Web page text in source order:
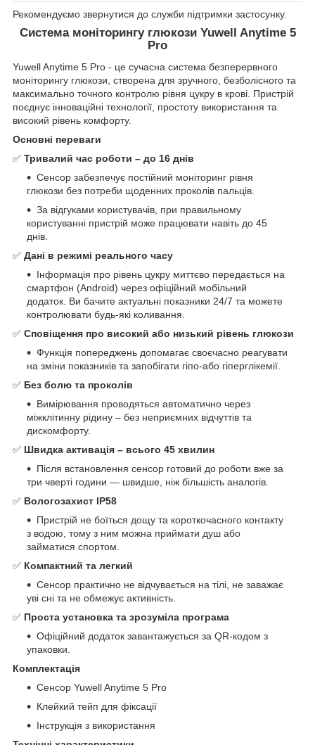
Рекомендуємо звернутися до служби підтримки застосунку.
Система моніторингу глюкози Yuwell Anytime 5
Pro
Yuwell Anytime 5 Pro - це сучасна система безперервного
моніторингу глюкози, створена для зручного, безболісного та
максимально точного контролю рівня цукру в крові. Пристрій
поєднує інноваційні технології, простоту використання та
високий рівень комфорту.
Основні переваги
✅ Тривалий час роботи – до 16 днів
Сенсор забезпечує постійний моніторинг рівня
глюкози без потреби щоденних проколів пальців.
За відгуками користувачів, при правильному
користуванні пристрій може працювати навіть до 45
днів.
✅ Дані в режимі реального часу
Інформація про рівень цукру миттєво передається на
смартфон (Android) через офіційний мобільний
додаток. Ви бачите актуальні показники 24/7 та можете
контролювати будь-які коливання.
✅ Сповіщення про високий або низький рівень глюкози
Функція попереджень допомагає своєчасно реагувати
на зміни показників та запобігати гіпо-або гіперглікемії.
✅ Без болю та проколів
Вимірювання проводяться автоматично через
міжклітинну рідину – без неприємних відчуттів та
дискомфорту.
✅ Швидка активація – всього 45 хвилин
Після встановлення сенсор готовий до роботи вже за
три чверті години — швидше, ніж більшість аналогів.
✅ Вологозахист IP58
Пристрій не боїться дощу та короткочасного контакту
з водою, тому з ним можна приймати душ або
займатися спортом.
✅ Компактний та легкий
Сенсор практично не відчувається на тілі, не заважає
уві сні та не обмежує активність.
✅ Проста установка та зрозуміла програма
Офіційний додаток завантажується за QR-кодом з
упаковки.
Комплектація
Сенсор Yuwell Anytime 5 Pro
Клейкий тейп для фіксації
Інструкція з використання